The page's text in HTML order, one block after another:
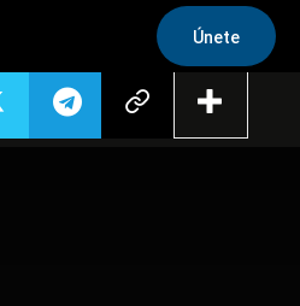
Únete